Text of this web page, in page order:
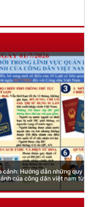
quy định mới trong lĩnh
nam từ ngày 01/7/2026